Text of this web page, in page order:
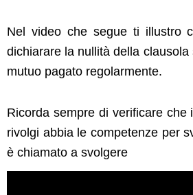
Nel video che segue ti illustro
dichiarare la nullità della
mutuo pagato regolarmente.
Ricorda sempre di verificare che
rivolgi abbia le competenze per
è chiamato a svolgere